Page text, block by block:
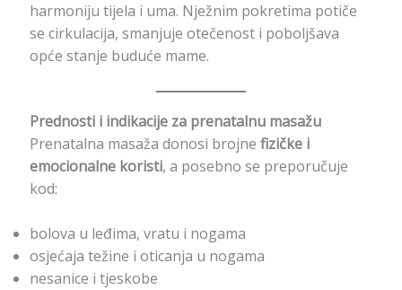
harmoniju tijela i uma. Nježnim pokretima potiče
se cirkulacija, smanjuje otečenost i poboljšava
opće stanje buduće mame.
Prednosti i indikacije za prenatalnu masažu
Prenatalna masaža donosi brojne fizičke i
emocionalne koristi, a posebno se preporučuje
kod:
bolova u leđima, vratu i nogama
osjećaja težine i oticanja u nogama
nesanice i tjeskobe